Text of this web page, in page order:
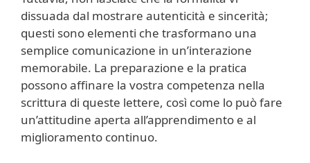
dissuada dal mostrare autenticità e sincerità;
questi sono elementi che trasformano una
semplice comunicazione in un’interazione
memorabile. La preparazione e la pratica
possono affinare la vostra competenza nella
scrittura di queste lettere, così come lo può fare
un’attitudine aperta all’apprendimento e al
miglioramento continuo.